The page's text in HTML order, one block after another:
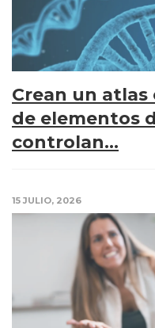
Crean un atlas
de elementos
controlan...
15 JULIO, 2026